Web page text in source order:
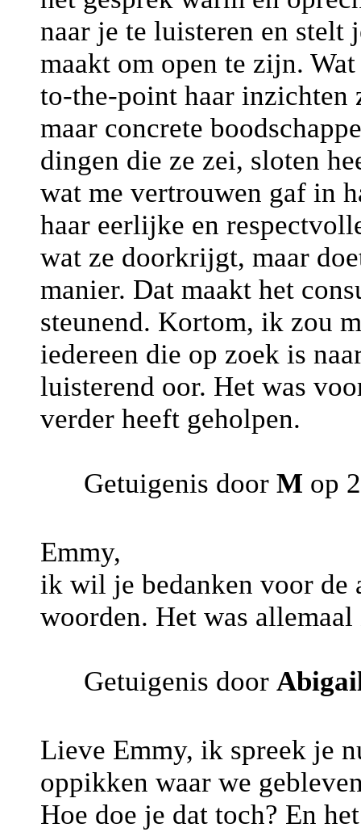
naar je te luisteren en
maakt om open te zijn.
to-the-point haar inzichten
maar concrete
dingen die ze zei, sloten
wat me vertrouwen gaf in
haar eerlijke en
wat ze doorkrijgt, maar
manier. Dat maakt het
steunend. Kortom, ik zou
iedereen die op zoek is
luisterend oor. Het was
verder heeft geholpen.
Getuigenis door M op
Emmy,
ik wil je bedanken voor de
woorden. Het was
Getuigenis door
Lieve Emmy, ik spreek je
oppikken waar we
Hoe doe je dat toch? En